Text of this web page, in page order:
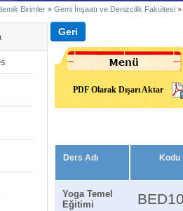
Birimler » Gemi İnşaatı ve Denizcilik Fakültesi »
PDF Olarak Dışarı Aktar
Ders Adı Kodu
Yoga Temel
Eğitimi